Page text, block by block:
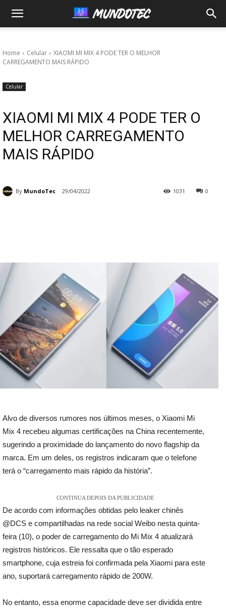
MundoTec
Home Celular
XIAOMI MI MIX 4 PODE TER O MELHOR
CARREGAMENTO MAIS RÁPIDO
Celular
XIAOMI MI MIX 4 PODE TER O
MELHOR CARREGAMENTO
MAIS RÁPIDO
By MundoTec 29/04/2022 0
1031
Alvo de diversos rumores nos últimos meses, o Xiaomi Mi
Mix 4 recebeu algumas certificações na China recentemente,
sugerindo a proximidade do lançamento do novo flagship da
marca. Em um deles, os registros indicaram que o telefone
terá o “carregamento mais rápido da história”.
CONTINUA DEPOIS DA PUBLICIDADE
De acordo com informações obtidas pelo leaker chinês
@DCS e compartilhadas na rede social Weibo nesta quinta-
feira (10), o poder de carregamento do Mi Mix 4 atualizará
registros históricos. Ele ressalta que o tão esperado
smartphone, cuja estreia foi confirmada pela Xiaomi para este
ano, suportará carregamento rápido de 200W.
No entanto, essa enorme capacidade deve ser dividida entre